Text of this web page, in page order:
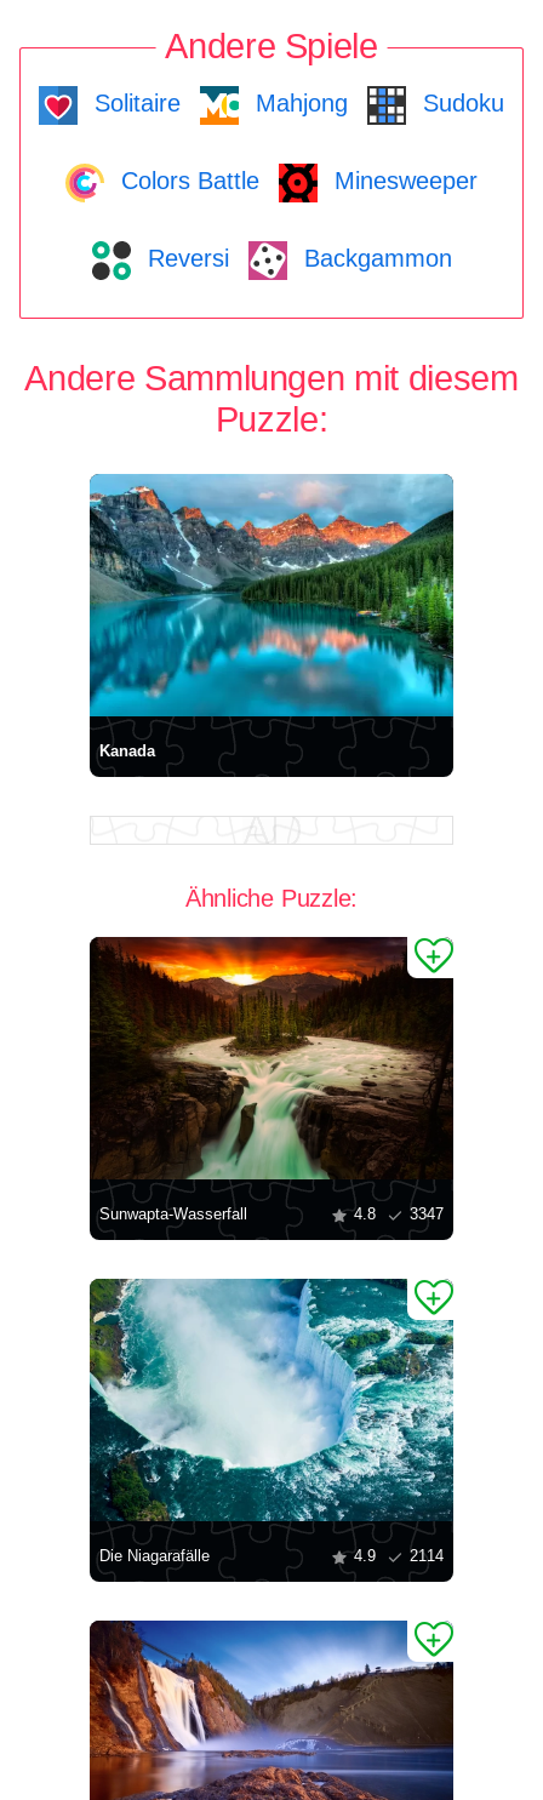
Andere Spiele
Solitaire Mahjong Sudoku
Colors Battle Minesweeper
Reversi Backgammon
Andere Sammlungen mit diesem
Puzzle:
Kanada
Ähnliche Puzzle:
Sunwapta-Wasserfall 4.8 3347
Die Niagarafälle 4.9 2114